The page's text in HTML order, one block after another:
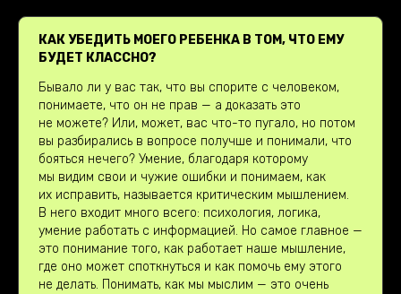
КАК УБЕДИТЬ МОЕГО РЕБЕНКА В ТОМ, ЧТО ЕМУ
БУДЕТ КЛАССНО?
Бывало ли у вас так, что вы спорите с человеком,
понимаете, что он не прав — а доказать это
не можете? Или, может, вас что-то пугало, но потом
вы разбирались в вопросе получше и понимали, что
бояться нечего? Умение, благодаря которому
мы видим свои и чужие ошибки и понимаем, как
их исправить, называется критическим мышлением.
В него входит много всего: психология, логика,
умение работать с информацией. Но самое главное —
это понимание того, как работает наше мышление,
где оно может споткнуться и как помочь ему этого
не делать. Понимать, как мы мыслим — это очень